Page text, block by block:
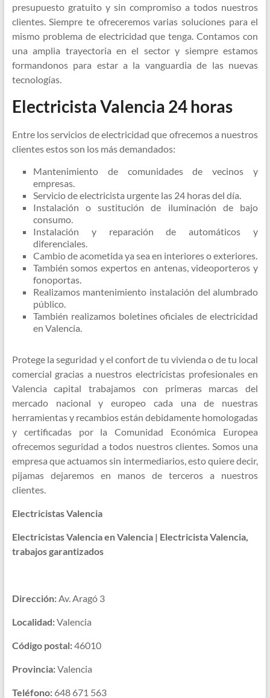
presupuesto gratuito y sin compromiso a todos nuestros
clientes. Siempre te ofreceremos varias soluciones para el
mismo problema de electricidad que tenga. Contamos con
una amplia trayectoria en el sector y siempre estamos
formandonos para estar a la vanguardia de las nuevas
tecnologías.
Electricista Valencia 24 horas
Entre los servicios de electricidad que ofrecemos a nuestros
clientes estos son los más demandados:
Mantenimiento de comunidades de vecinos y
empresas.
Servicio de electricista urgente las 24 horas del día.
Instalación o sustitución de iluminación de bajo
consumo.
Instalación y reparación de automáticos y
diferenciales.
Cambio de acometida ya sea en interiores o exteriores.
También somos expertos en antenas, videoporteros y
fonoportas.
Realizamos mantenimiento instalación del alumbrado
público.
También realizamos boletines oficiales de electricidad
en Valencia.
Protege la seguridad y el confort de tu vivienda o de tu local
comercial gracias a nuestros electricistas profesionales en
Valencia capital trabajamos con primeras marcas del
mercado nacional y europeo cada una de nuestras
herramientas y recambios están debidamente homologadas
y certificadas por la Comunidad Económica Europea
ofrecemos seguridad a todos nuestros clientes. Somos una
empresa que actuamos sin intermediarios, esto quiere decir,
pijamas dejaremos en manos de terceros a nuestros
clientes.
Electricistas Valencia
Electricistas Valencia en Valencia | Electricista Valencia,
trabajos garantizados
Dirección:Av. Aragó 3
Localidad:Valencia
Código postal:46010
Provincia:Valencia
Teléfono:648 671 563